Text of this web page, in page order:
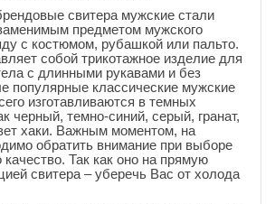
свитера мужские стали
предметом мужского
с костюмом, рубашкой или пальто.
собой трикотажное изделие для
с длинными рукавами и без
популярные классические мужские
изготавливаются в темных
черный, темно-синий, серый, гранат,
хаки. Важным моментом, на
обратить внимание при выборе
качество. Так как оно на прямую
свитера – уберечь Вас от холода